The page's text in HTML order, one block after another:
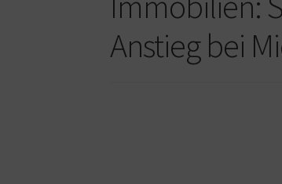
Anstieg bei